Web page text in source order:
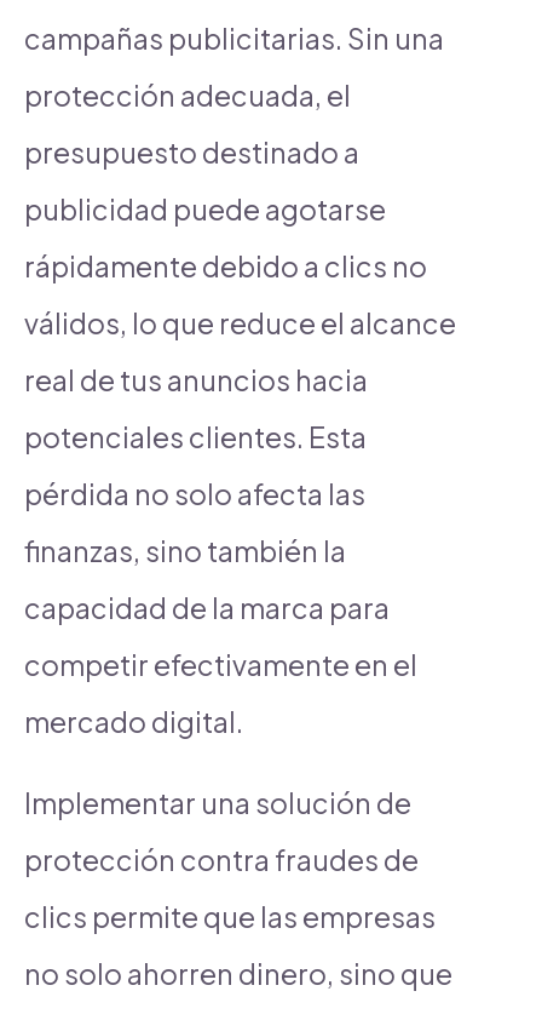
campañas publicitarias. Sin una
protección adecuada, el
presupuesto destinado a
publicidad puede agotarse
rápidamente debido a clics no
válidos, lo que reduce el alcance
real de tus anuncios hacia
potenciales clientes. Esta
pérdida no solo afecta las
finanzas, sino también la
capacidad de la marca para
competir efectivamente en el
mercado digital.
Implementar una solución de
protección contra fraudes de
clics permite que las empresas
no solo ahorren dinero, sino que